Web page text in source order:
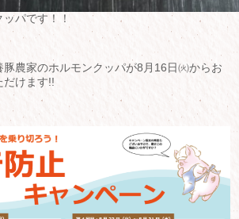
パです！！
農家のホルモンクッパが8月16日㈫からお
だけます!!